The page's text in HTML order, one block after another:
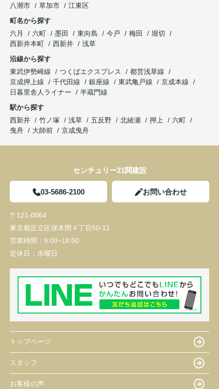
八潮市
草加市
江東区
町名から探す
六月
六町 墨田 東向島 今戸 梅田
堀切
西新井本町
西新井
浅草
沿線から探す
東武伊勢崎線
つくばエクスプレス
都営浅草線
京成押上線
千代田線 銀座線 東武亀戸線
京成本線
日暮里舎人ライナー
半蔵門線
駅から探す
西新井
竹ノ塚 浅草 五反野 北綾瀬 押上
六町
曳舟
大師前 京成曳舟
センチュリー21関建設
03-5686-2100 お問い合わせ
〒121-0064
東京都足立区保木間４丁目50-11
営業時間： 9:00~18:00
定休日： 水曜日
トップページ
スタッフ
お客様の声